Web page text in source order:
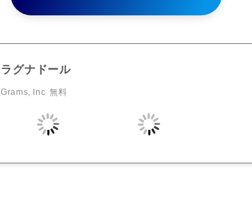
ラグナドール
Grams, Inc 無料